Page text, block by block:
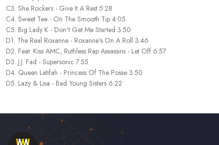
C3. She Rockers - Give It A Rest 5:28
C4. Sweet Tee - On The Smooth Tip 4:05
C5. Big Lady K - Don't Get Me Started 3:50
D1. The Real Roxanne - Roxanne's On A Roll 3:46
D2. Feat. Kiss AMC, Ruthless Rap Assassins - Let Off 6:57
D3. J.J. Fad - Supersonic 7:55
D4. Queen Latifah - Princess Of The Posse 3:50
D5. Lazy & Lisa - Bad Young Sisters 6:22